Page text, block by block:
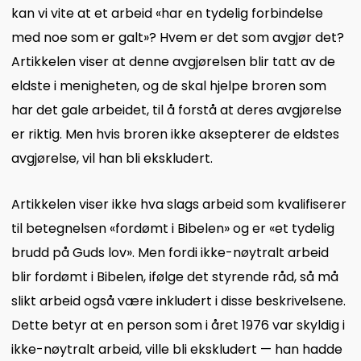
kan vi vite at et arbeid «har en tydelig forbindelse
med noe som er galt»? Hvem er det som avgjør det?
Artikkelen viser at denne avgjørelsen blir tatt av de
eldste i menigheten, og de skal hjelpe broren som
har det gale arbeidet, til å forstå at deres avgjørelse
er riktig. Men hvis broren ikke aksepterer de eldstes
avgjørelse, vil han bli ekskludert.
Artikkelen viser ikke hva slags arbeid som kvalifiserer
til betegnelsen «fordømt i Bibelen» og er «et tydelig
brudd på Guds lov». Men fordi ikke-nøytralt arbeid
blir fordømt i Bibelen, ifølge det styrende råd, så må
slikt arbeid også være inkludert i disse beskrivelsene.
Dette betyr at en person som i året 1976 var skyldig i
ikke-nøytralt arbeid, ville bli ekskludert — han hadde